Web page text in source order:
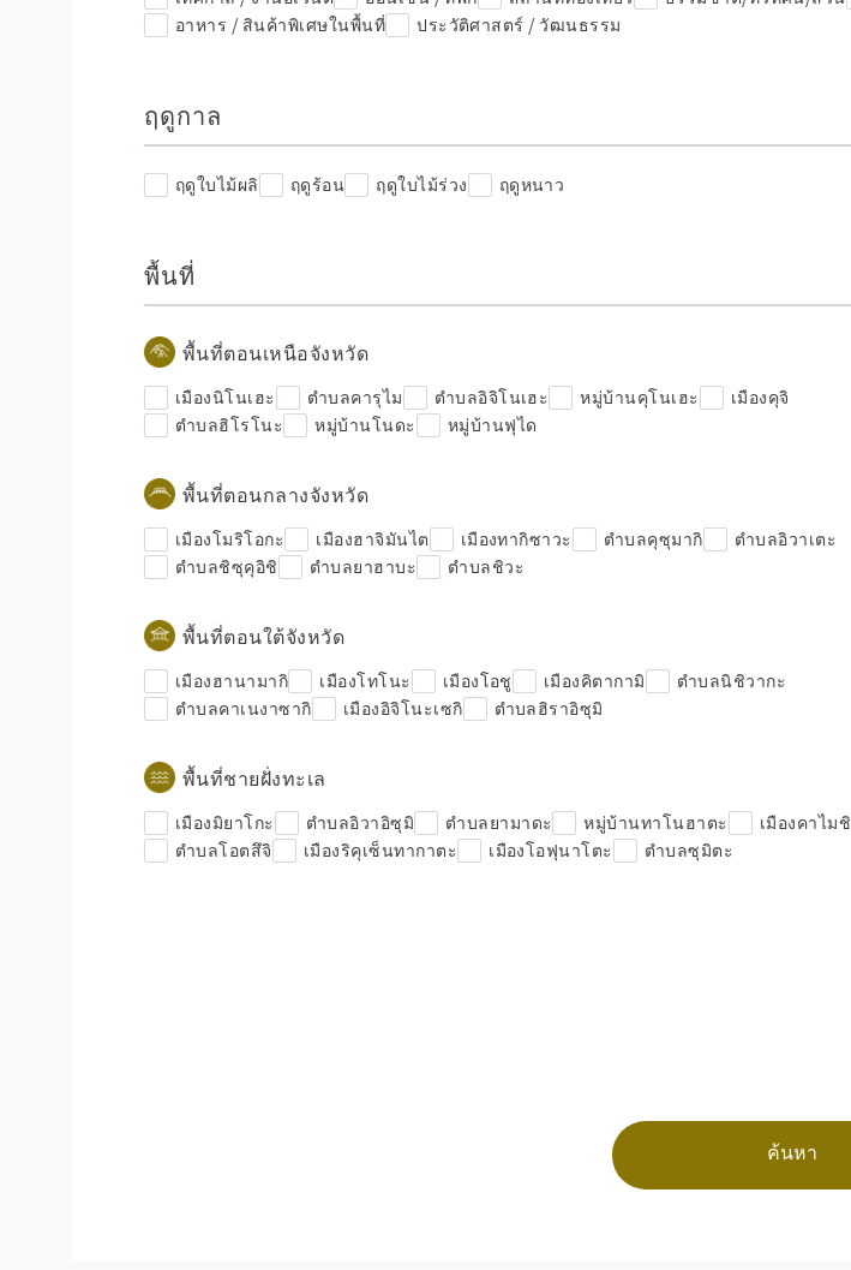
อาหาร / สินค้าพิเศษในพื้นที่
ประวัติศาสตร์ / วัฒนธรรม
ฤดูกาล
ฤดูใบไม้ผลิ ฤดูร้อน ฤดูใบไม้ร่วง ฤดูหนาว
พื้นที่
พื้นที่ตอนเหนือจังหวัด
เมืองนิโนเฮะ ตำบลคารุไม ตำบลอิจิโนเฮะ หมู่บ้านคุโนเฮะ
เมืองคุจิ
ตำบลฮิโรโนะ
หมู่บ้านโนดะ หมู่บ้านฟุได
พื้นที่ตอนกลางจังหวัด
เมืองโมริโอกะ เมืองฮาจิมันไต เมืองทากิซาวะ ตำบลคุซุมากิ
ตำบลอิวาเตะ
ตำบลชิซุคุอิชิ
ตำบลยาฮาบะ ตำบลชิวะ
พื้นที่ตอนใต้จังหวัด
เมืองฮานามากิ เมืองโทโนะ เมืองโอชู เมืองคิตากามิ
ตำบลนิชิวากะ
ตำบลคาเนงาซากิ
เมืองอิจิโนะเซกิ ตำบลฮิราอิซุมิ
พื้นที่ชายฝั่งทะเล
เมืองมิยาโกะ ตำบลอิวาอิซุมิ ตำบลยามาดะ หมู่บ้านทาโนฮาตะ
เมืองคาไมชิ
ตำบลโอตสึจิ
เมืองริคุเซ็นทากาตะ เมืองโอฟุนาโตะ ตำบลซุมิตะ